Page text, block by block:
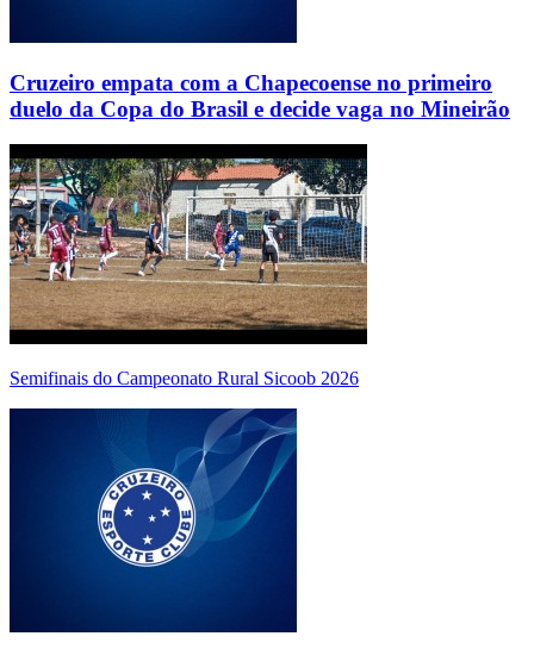
Cruzeiro empata com a Chapecoense no primeiro
duelo da Copa do Brasil e decide vaga no Mineirão
Semifinais do Campeonato Rural Sicoob 2026